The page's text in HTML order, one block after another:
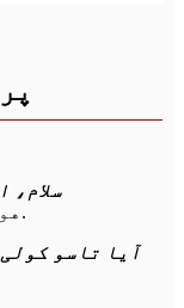
۱.
هو، موږ مستقیم د کینډي جوړونکي یو.